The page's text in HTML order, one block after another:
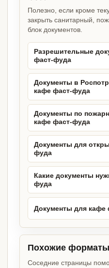
Полезно, если кроме
закрыть санитарный,
блок документов.
Разрешительные
фаст-фуда
Документы в
кафе фаст-фуда
Документы по
кафе фаст-фуда
Документы для
фуда
Какие документы
фуда
Документы для кафе
Похожие форматы
Соседние страницы